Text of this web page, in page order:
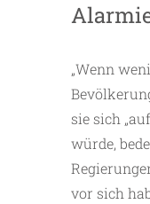
„Wenn
sie sich
würde,
vor sich